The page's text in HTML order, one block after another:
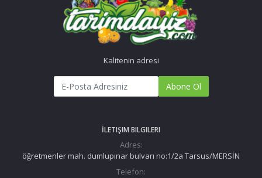
Kalitenin adresi
Abone Ol
İLETIŞIM BILGILERI
Adres:
öğretmenler mah. dumlupınar bulvarı no:1/2a Tarsus/MERSİN
Telefon: